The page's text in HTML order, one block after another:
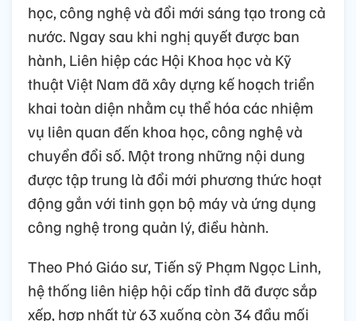
học, công nghệ và đổi mới sáng tạo trong cả
nước. Ngay sau khi nghị quyết được ban
hành, Liên hiệp các Hội Khoa học và Kỹ
thuật Việt Nam đã xây dựng kế hoạch triển
khai toàn diện nhằm cụ thể hóa các nhiệm
vụ liên quan đến khoa học, công nghệ và
chuyển đổi số. Một trong những nội dung
được tập trung là đổi mới phương thức hoạt
động gắn với tinh gọn bộ máy và ứng dụng
công nghệ trong quản lý, điều hành.
Theo Phó Giáo sư, Tiến sỹ Phạm Ngọc Linh,
hệ thống liên hiệp hội cấp tỉnh đã được sắp
xếp, hợp nhất từ 63 xuống còn 34 đầu mối